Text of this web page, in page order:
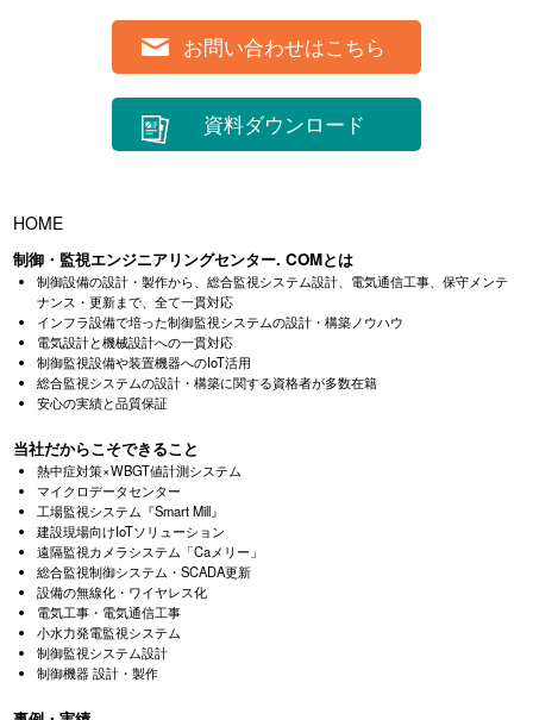
お問い合わせはこちら
資料ダウンロード
HOME
制御・監視エンジニアリングセンター. COMとは
制御設備の設計・製作から、総合監視システム設計、電気通信工事、保守メンテ
ナンス・更新まで、全て一貫対応
インフラ設備で培った制御監視システムの設計・構築ノウハウ
電気設計と機械設計への一貫対応
制御監視設備や装置機器へのIoT活用
総合監視システムの設計・構築に関する資格者が多数在籍
安心の実績と品質保証
当社だからこそできること
熱中症対策×WBGT値計測システム
マイクロデータセンター
工場監視システム『Smart Mill』
建設現場向けIoTソリューション
遠隔監視カメラシステム「Caメリー」
総合監視制御システム・SCADA更新
設備の無線化・ワイヤレス化
電気工事・電気通信工事
小水力発電監視システム
制御監視システム設計
制御機器 設計・製作